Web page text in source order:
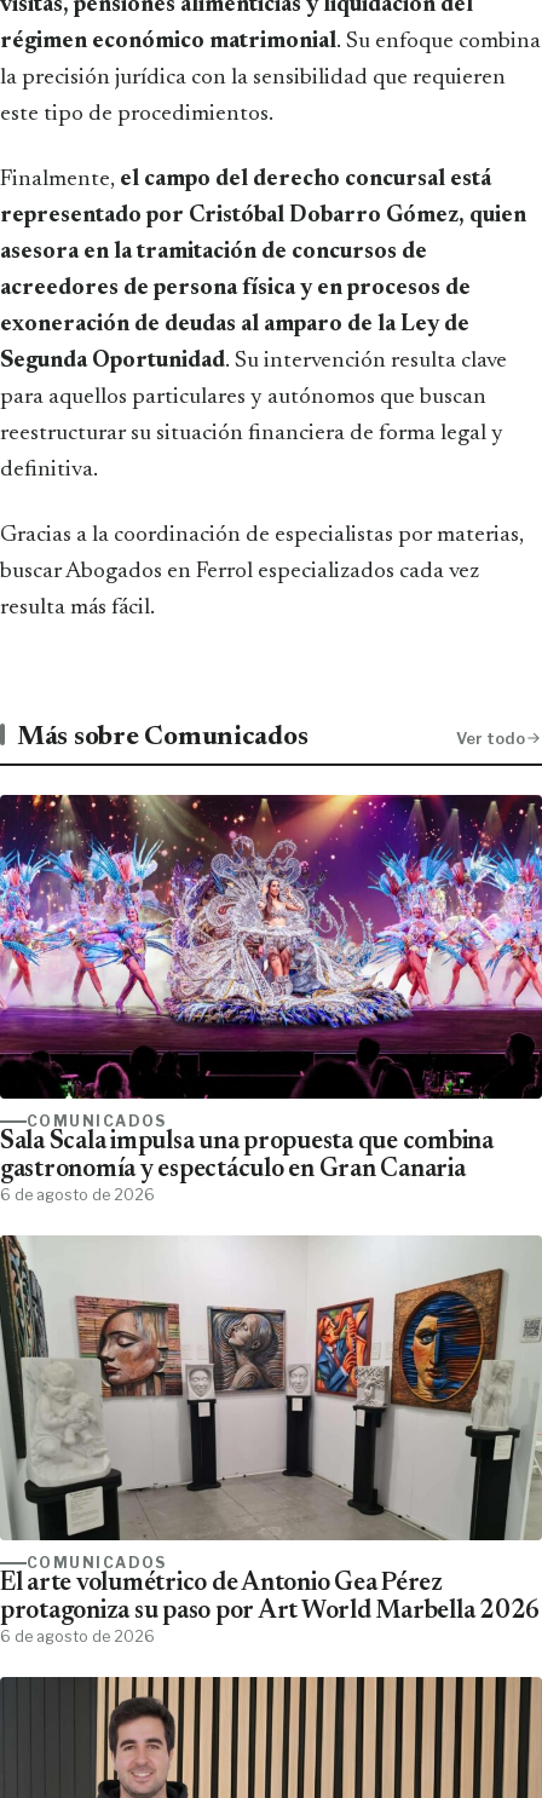
visitas, pensiones alimenticias y liquidación del
régimen económico matrimonial. Su enfoque combina
la precisión jurídica con la sensibilidad que requieren
este tipo de procedimientos.
Finalmente, el campo del derecho concursal está
representado por Cristóbal Dobarro Gómez, quien
asesora en la tramitación de concursos de
acreedores de persona física y en procesos de
exoneración de deudas al amparo de la Ley de
Segunda Oportunidad. Su intervención resulta clave
para aquellos particulares y autónomos que buscan
reestructurar su situación financiera de forma legal y
definitiva.
Gracias a la coordinación de especialistas por materias,
buscar Abogados en Ferrol especializados cada vez
resulta más fácil.
Más sobre Comunicados Ver todo
COMUNICADOS
Sala Scala impulsa una propuesta que combina
gastronomía y espectáculo en Gran Canaria
6 de agosto de 2026
COMUNICADOS
El arte volumétrico de Antonio Gea Pérez
protagoniza su paso por Art World Marbella 2026
6 de agosto de 2026